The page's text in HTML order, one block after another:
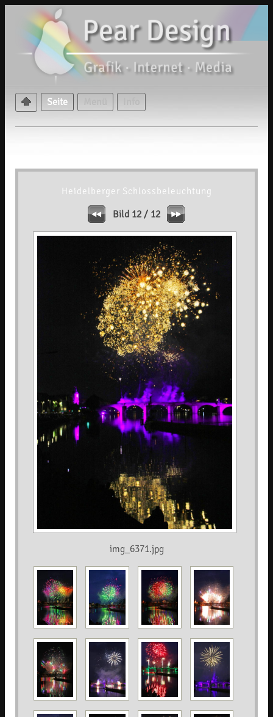
Seite
Heidelberger Schlossbeleuchtung
Bild 12 / 12
img_6371.jpg